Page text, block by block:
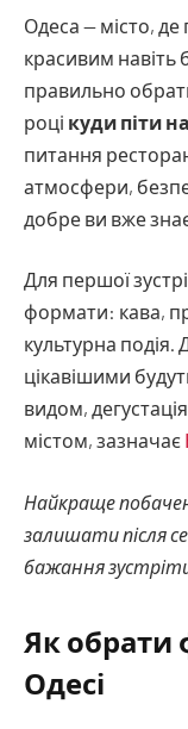
Одеса — місто,
красивим навіть
правильно
році куди піти
питання
атмосфери,
добре ви вже
Для першої
формати: кава,
культурна
цікавішими
видом,
містом, зазначає
Найкраще
залишати після
бажання
Як обрати
Одесі